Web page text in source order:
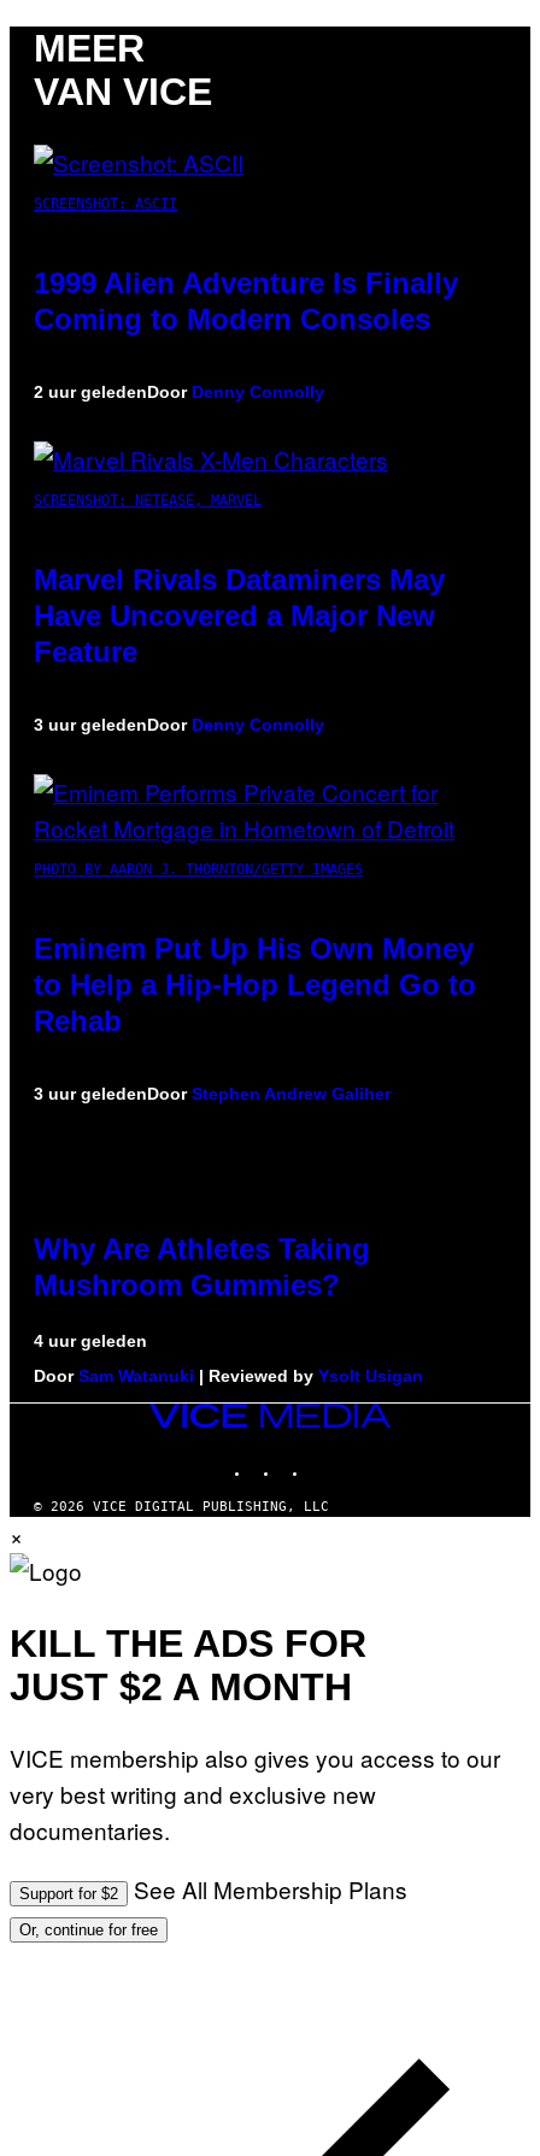
MEER
VAN VICE
SCREENSHOT: ASCII
1999 Alien Adventure Is Finally
Coming to Modern Consoles
2 uur geledenDoor Denny Connolly
SCREENSHOT: NETEASE, MARVEL
Marvel Rivals Dataminers May
Have Uncovered a Major New
Feature
3 uur geledenDoor Denny Connolly
PHOTO BY AARON J. THORNTON/GETTY IMAGES
Eminem Put Up His Own Money
to Help a Hip-Hop Legend Go to
Rehab
3 uur geledenDoorStephen Andrew Galiher
Why Are Athletes Taking
Mushroom Gummies?
4 uur geleden
DoorSam Watanuki | Reviewed by Ysolt Usigan
VICE
© 2026 VICE DIGITAL PUBLISHING, LLC
×
KILL THE ADS FOR
JUST $2 A MONTH
VICE membership also gives you access to our
very best writing and exclusive new
documentaries.
Support for $2 See All Membership Plans
Or, continue for free